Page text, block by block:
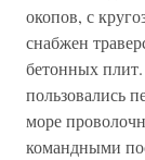
окопов, с
снабжен
бетонных
пользовались
море
командными